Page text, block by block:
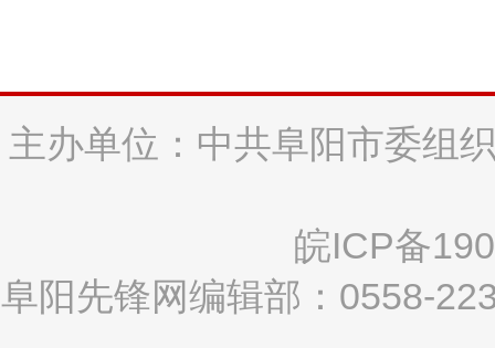
主办单位：中共阜阳市委组
皖ICP备
阜阳先锋网编辑部：0558-